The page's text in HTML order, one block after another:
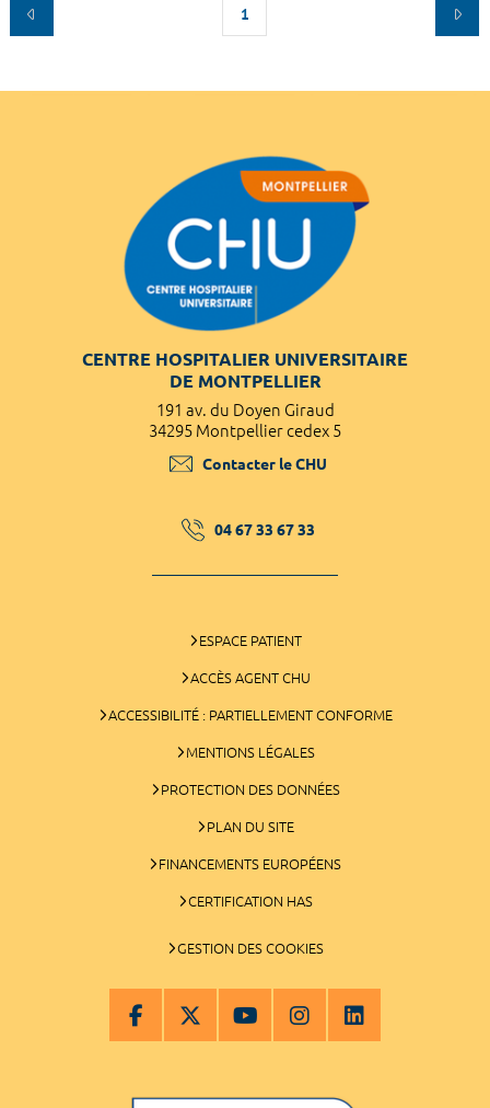
1
CENTRE HOSPITALIER UNIVERSITAIRE
DE MONTPELLIER
191 av. du Doyen Giraud
34295 Montpellier cedex 5
Contacter le CHU
04 67 33 67 33
ESPACE PATIENT
ACCÈS AGENT CHU
ACCESSIBILITÉ : PARTIELLEMENT CONFORME
MENTIONS LÉGALES
PROTECTION DES DONNÉES
PLAN DU SITE
FINANCEMENTS EUROPÉENS
CERTIFICATION HAS
GESTION DES COOKIES